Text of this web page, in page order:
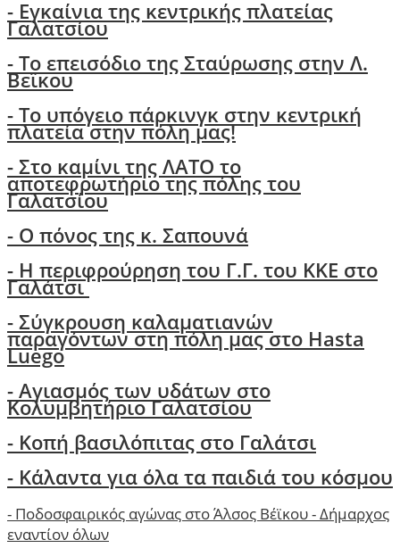
- Εγκαίνια της κεντρικής πλατείας
Γαλατσίου
- Το επεισόδιο της Σταύρωσης στην Λ.
Βεϊκου
- Το υπόγειο πάρκινγκ στην κεντρική
πλατεία στην πόλη μας!
- Στο καμίνι της ΛΑΤΟ το
αποτεφρωτήριο της πόλης του
Γαλατσίου
- Ο πόνος της κ. Σαπουνά
- H περιφρούρηση του Γ.Γ. του ΚΚΕ στο
Γαλάτσι
-Σύγκρουση καλαματιανών
παραγόντων στη πόλη μας στο Hasta
Luego
- Αγιασμός των υδάτων στο
Κολυμβητήριο Γαλατσίου
- Κοπή βασιλόπιτας στο Γαλάτσι
- Κάλαντα για όλα τα παιδιά του κόσμου
- Ποδοσφαιρικός αγώνας στο Άλσος Βέϊκου - Δήμαρχος
εναντίον όλων